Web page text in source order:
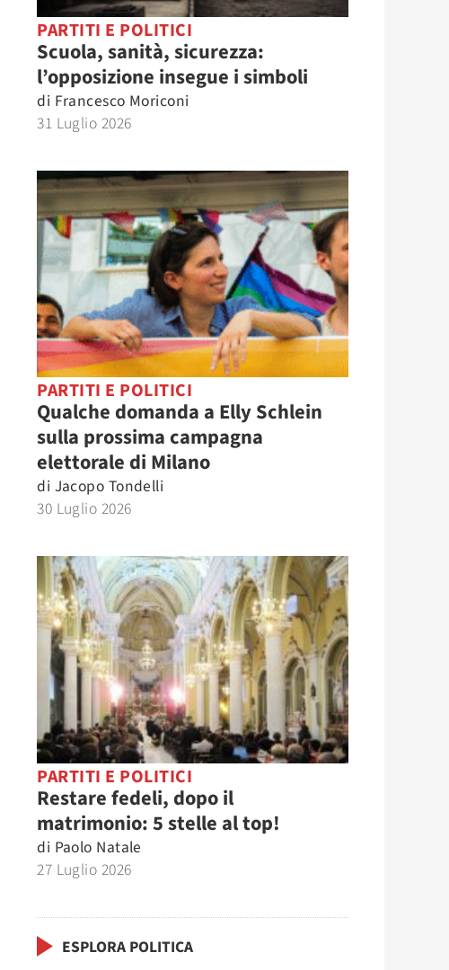
PARTITI E POLITICI
Scuola, sanità, sicurezza:
l’opposizione insegue i simboli
di Francesco Moriconi
31 Luglio 2026
PARTITI E POLITICI
Qualche domanda a Elly Schlein
sulla prossima campagna
elettorale di Milano
di Jacopo Tondelli
30 Luglio 2026
PARTITI E POLITICI
Restare fedeli, dopo il
matrimonio: 5 stelle al top!
di Paolo Natale
27 Luglio 2026
ESPLORA POLITICA